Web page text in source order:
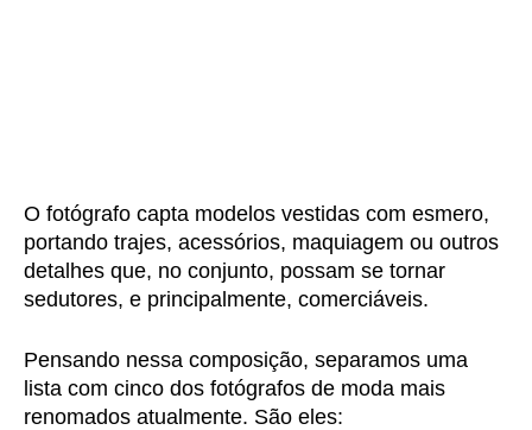
O fotógrafo capta modelos vestidas com esmero,
portando trajes, acessórios, maquiagem ou outros
detalhes que, no conjunto, possam se tornar
sedutores, e principalmente, comerciáveis.
Pensando nessa composição, separamos uma
lista com cinco dos fotógrafos de moda mais
renomados atualmente. São eles: